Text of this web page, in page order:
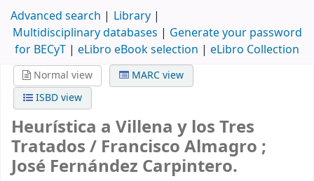
Advanced search
Library
Multidisciplinary databases | Generate your password
for BECyT | eLibro eBook selection | eLibro Collection
Normal view
MARC view
ISBD view
Heurística a Villena y los Tres
Tratados / Francisco Almagro ;
José Fernández Carpintero.